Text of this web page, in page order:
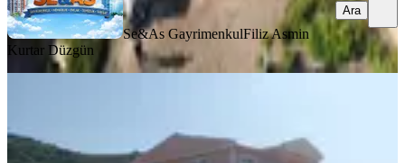
Se&As GayrimenkulFiliz Asmin
Kurtar Düzgün
Ara
Balıkesir, Gönen